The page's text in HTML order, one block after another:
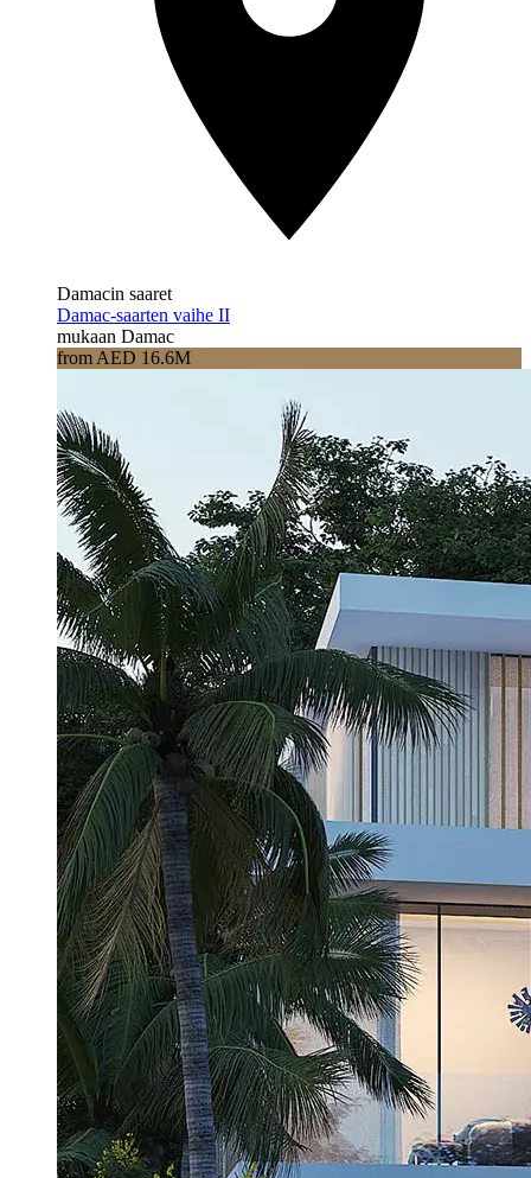
Damacin saaret
Damac-saarten vaihe II
mukaan Damac
from AED 16.6M